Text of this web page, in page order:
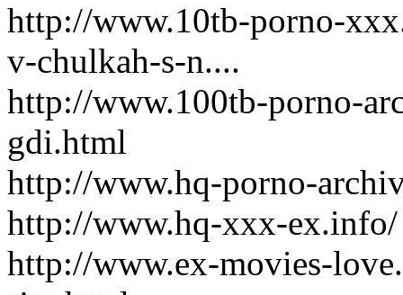
http://www.10tb-porno-
v-chulkah-s-n....
http://www.100tb-porno-
gdi.html
http://www.hq-porno-
http://www.hq-xxx-ex.info/
http://www.ex-movies-